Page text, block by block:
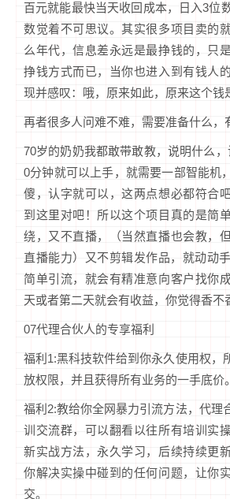
百元就能最快当天收回成本，日入3位
数觉着不可思议。其实很多项目卖的
么年代，信息差永远是最挣钱的，只
挣钱方式而已，当你也进入到有钱人
现并感叹：哦，原来如此，原来这个钱
再者很多人问难不难，需要准备什么，
70岁的奶奶我都敢带敢教，说明什么
0分钟就可以上手，就需要一部智能机
傻，认字就可以，这两点想必都符合
到这里对吧！所以这个项目真的是简
绕，又不直播，（当然直播也会教，
直播能力）又不剪辑发作品，就动动
简单引流，就会有精准意向客户找你
天或者第二天就会有收益，你觉得香不
07代理合伙人的专享福利
福利1:黑科技软件给到你永久使用权，
放权限，并且获得所有业务的一手底价。
福利2:教给你全网暴力引流方法，代理
训交流群，可以翻看以往所有培训实
新实战方法，永久学习，后续持续更
你解决实操中碰到的任何问题，让你
交。